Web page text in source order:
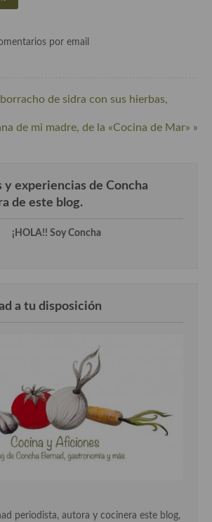
por email
de sidra con sus hierbas,
de mi madre, de la «Cocina de Mar» »
y experiencias de Concha
de este blog.
¡HOLA!! Soy Concha
a tu disposición
periodista, autora y cocinera este blog,